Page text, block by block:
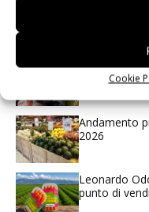
Cookie
Spazio
Non è una
categoria
Andamento
2026
Leonardo
punto di